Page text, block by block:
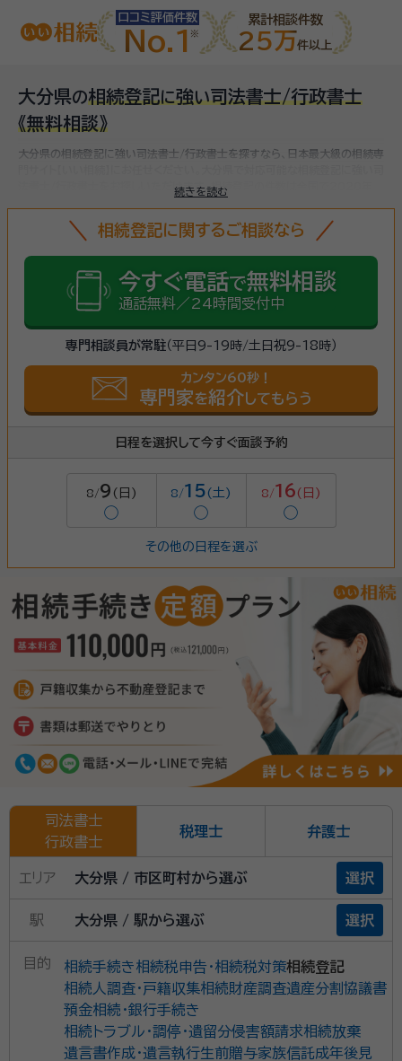
口コミ評価件数
No.1
累計相談件数
25万件以上
大分県の相続登記に強い司法書士/行政書士
《無料相談》
続きを読む
大分県の相続登記に強い司法書士/行政書士を探すなら、日本最大級の相続専
法書士/行政書士をお探しいただけます。相続登記の件数は全国で2020年
日から相続登記が義務化される制度が始まり、相続登記を怠ると過料が課さ
れることになるため、まだ名義変更していない相続不動産がある方は、
相続登記に関するご相談なら
今すぐ電話で無料相談
通話無料／24時間受付中
専門相談員が常駐（平日9-19時/土日祝9-18時）
カンタン60秒！
専門家を紹介 してもらう
日程を選択して今すぐ面談予約
8/9 (日)
◯
8/15(土)
◯
8/16 (日)
◯
その他の日程を選ぶ
司法書士
行政書士
税理士 弁護士
エリア 大分県 / 市区町村から選ぶ 選択
駅 大分県 / 駅から選ぶ 選択
目的 相続手続き相続税申告・相続税対策相続登記
相続人調査・戸籍収集相続財産調査遺産分割協議書
預金相続・銀行手続き
相続トラブル・調停・遺留分侵害額請求相続放棄
遺言書作成・遺言執行生前贈与家族信託成年後見